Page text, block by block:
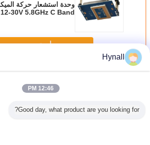
12-30V 5.8GHz C Band
استمر
أكثروحدة استشعار الحركة بالميكروويف
Hynall
12:46 PM
Good day, what product are you looking for?